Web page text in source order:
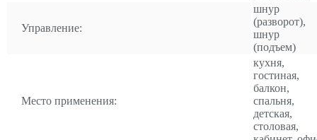
Управление:
шнур
(разворот),
шнур
(подъем)
Место применения:
кухня,
гостиная,
балкон,
спальня,
детская,
столовая,